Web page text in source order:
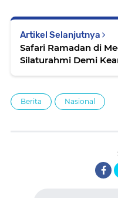
Artikel Selanjutnya
Safari Ramadan di
Silaturahmi Demi
Berita Nasional